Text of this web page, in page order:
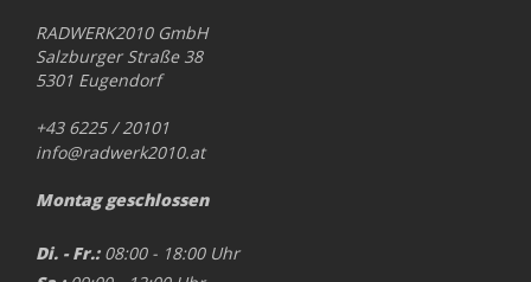
RADWERK2010 GmbH
Salzburger Straße 38
5301 Eugendorf
+43 6225 / 20101
info@radwerk2010.at
Montag geschlossen
Di. - Fr.:08:00 - 18:00 Uhr